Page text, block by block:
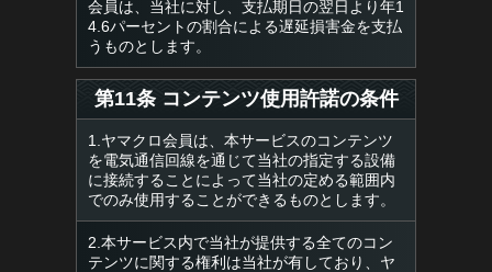
会員は、当社に対し、支払期日の翌日より年1
4.6パーセントの割合による遅延損害金を支払
うものとします。
第11条 コンテンツ使用許諾の条件
1.ヤマクロ会員は、本サービスのコンテンツ
を電気通信回線を通じて当社の指定する設備
に接続することによって当社の定める範囲内
でのみ使用することができるものとします。
2.本サービス内で当社が提供する全てのコン
テンツに関する権利は当社が有しており、ヤ